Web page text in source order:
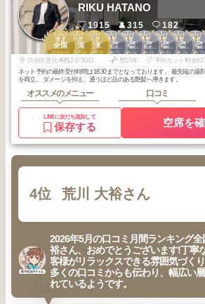
3
全国
2026年 6月
3
全国
2026年 5月
2
関東
2026年 3月
1
代官山・中目
黒・自由が丘・
武蔵小杉・学大
2026年7月
1
恵比寿・広尾・
六本木・麻布・
赤坂2026年5月
1
代官山・中目
黒・自由が丘・
武蔵小杉・学大
2026年4月
1
恵比寿・広尾・
六本木・麻布・
赤坂2026年4月
1
恵比寿・広尾・
六本木・麻布・
赤坂2026年2月
2
恵比寿・広尾
六本木・麻布
赤坂2026年7月
恵
六
赤坂
RIKU HATANO
1915 315 182
渋谷区恵比寿西2-2-5GOビル3F 歴15年
平均カット料金
ネット予約の最終受付時間は18:30までとなっております。 最先端の薬
を両立。 ダメージを抑え、通うほど品のある艶髪へ導きます。
オススメのメニュー 口コミ
LINEに友だち追加して
保存する 空席を
4位 荒川 大裕さん
2026年5月の口コミ月間ランキング
裕さん、おめでとうございます!丁寧
客様がリラックスできる雰囲気づく
多くの口コミからも伝わり、幅広い
れているようです。